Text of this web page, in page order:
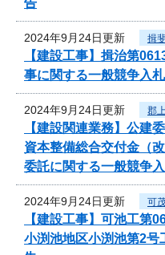
2024年9月24日更新 揖
【建設工事】揖治第
事に関する一般競争入
2024年9月24日更新 郡
【建設関連業務】公建
資本整備総合交付金（
委託に関する一般競争
2024年9月24日更新 可
【建設工事】可池工第
小渕池地区小渕池第2号